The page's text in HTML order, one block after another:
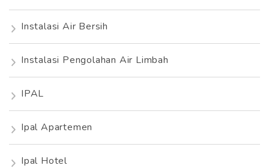
Instalasi Air Bersih
Instalasi Pengolahan Air Limbah
IPAL
Ipal Apartemen
Ipal Hotel